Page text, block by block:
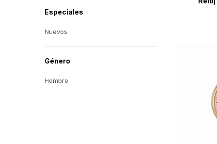
Especiales
Nuevos
Género
Hombre